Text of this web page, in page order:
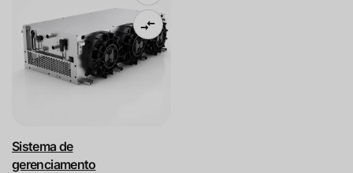
Sistema de
gerenciamento